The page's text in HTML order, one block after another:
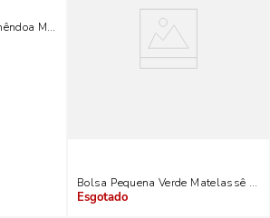
Matelassê Alça Corrente Transversal
Bolsa Pequena Verde Matelassê
Indisponível